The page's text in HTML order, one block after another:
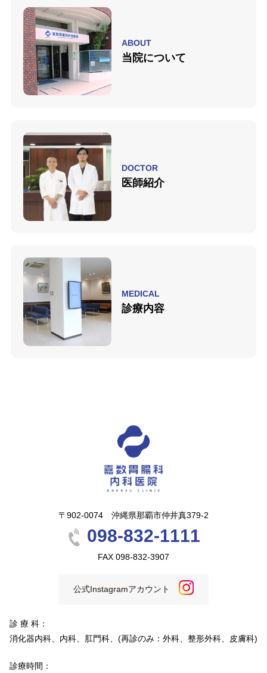
ABOUT
当院について
DOCTOR
医師紹介
MEDICAL
診療内容
〒902-0074 沖縄県那覇市仲井真379-2
098-832-1111
FAX 098-832-3907
公式Instagramアカウント
診 療 科：
消化器内科、内科、肛門科、(再診のみ：外科、整形外科、皮膚科)
診療時間：